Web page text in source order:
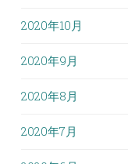
2020年10月
2020年9月
2020年8月
2020年7月